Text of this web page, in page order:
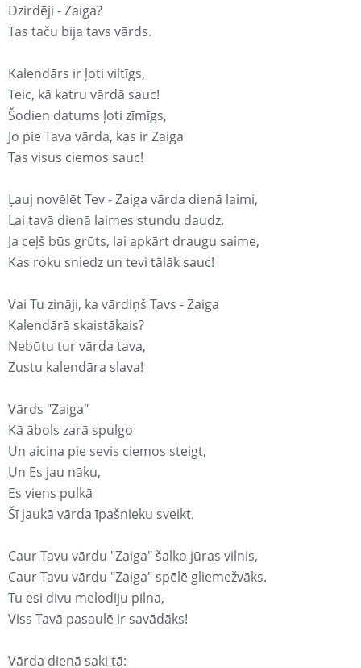
Dzirdēji - Zaiga?
Tas taču bija tavs vārds.
Kalendārs ir ļoti viltīgs,
Teic, kā katru vārdā sauc!
Šodien datums ļoti zīmīgs,
Jo pie Tava vārda, kas ir Zaiga
Tas visus ciemos sauc!
Ļauj novēlēt Tev - Zaiga vārda dienā laimi,
Lai tavā dienā laimes stundu daudz.
Ja ceļš būs grūts, lai apkārt draugu saime,
Kas roku sniedz un tevi tālāk sauc!
Vai Tu zināji, ka vārdiņš Tavs - Zaiga
Kalendārā skaistākais?
Nebūtu tur vārda tava,
Zustu kalendāra slava!
Vārds "Zaiga"
Kā ābols zarā spulgo
Un aicina pie sevis ciemos steigt,
Un Es jau nāku,
Es viens pulkā
Šī jaukā vārda īpašnieku sveikt.
Caur Tavu vārdu "Zaiga" šalko jūras vilnis,
Caur Tavu vārdu "Zaiga" spēlē gliemežvāks.
Tu esi divu melodiju pilna,
Viss Tavā pasaulē ir savādāks!
Vārda dienā saki tā: